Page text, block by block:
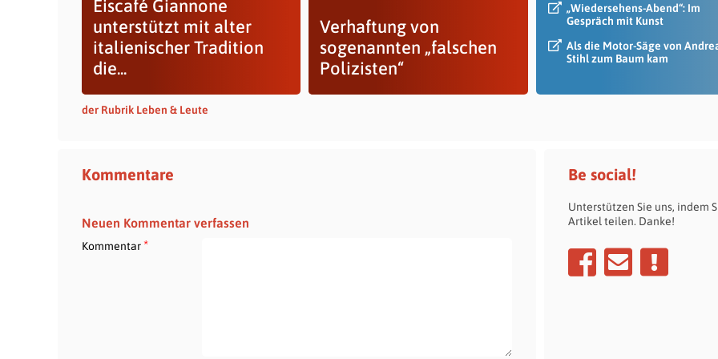
Eiscafé Giannone
unterstützt mit alter
italienischer Tradition
die...
Verhaftung von
sogenannten „falschen
Polizisten“
„Wiedersehens-Abend“: Im
Gespräch mit Kunst
Als die Motor-Säge von
Stihl zum Baum kam
der Rubrik Leben & Leute
Kommentare
Neuen Kommentar verfassen
Kommentar*
Be social!
Unterstützen Sie uns, indem
Artikel teilen. Danke!